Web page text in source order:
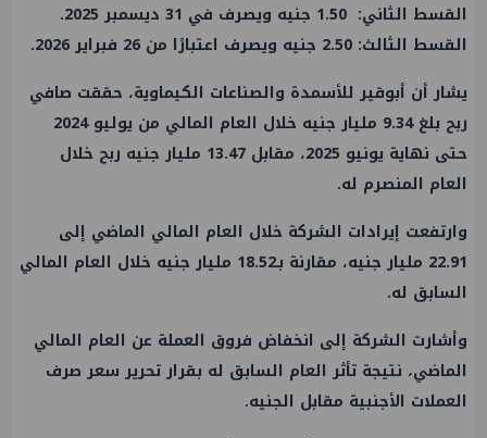
القسط الثاني: 1.50 جنيه ويصرف في 31 ديسمبر 2025.
القسط الثالث: 2.50 جنيه ويصرف اعتبارًا من 26 فبراير 2026.
يشار أن أبوقير للأسمدة والصناعات الكيماوية، حققت صافي
ربح بلغ 9.34 مليار جنيه خلال العام المالي من يوليو 2024
حتى نهاية يونيو 2025، مقابل 13.47 مليار جنيه ربح خلال
العام المنصرم له.
وارتفعت إيرادات الشركة خلال العام المالي الماضي إلى
22.91 مليار جنيه، مقارنة بـ18.52 مليار جنيه خلال العام المالي
السابق له.
وأشارت الشركة إلى انخفاض فروق العملة عن العام المالي
الماضي، نتيجة تأثر العام السابق له بقرار تحرير سعر صرف
العملات الأجنبية مقابل الجنيه.